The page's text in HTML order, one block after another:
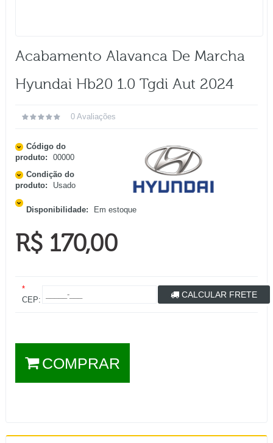
Acabamento Alavanca De Marcha
Hyundai Hb20 1.0 Tgdi Aut 2024
0 Avaliações
Código do
produto:
00000
Condição do
produto:
Usado
Disponibilidade: Em estoque
R$ 170,00
*
CEP:
CALCULAR FRETE
COMPRAR